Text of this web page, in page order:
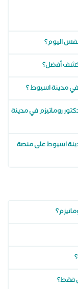
نفس اليوم؟
إكشف أفضل؟
مدينة اسيوط ؟
روماتيزم في مدينة
اسيوط على منصة
فقط؟